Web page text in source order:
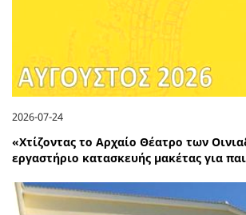
2026-07-24
«Χτίζοντας το Αρχαίο Θέατρο των
εργαστήριο κατασκευής μακέτας για